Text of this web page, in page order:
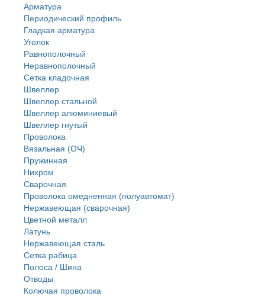
Арматура
Периодический профиль
Гладкая арматура
Уголок
Равнополочный
Неравнополочный
Сетка кладочная
Швеллер
Швеллер стальной
Швеллер алюминиевый
Швеллер гнутый
Проволока
Вязальная (ОЧ)
Пружинная
Нихром
Сварочная
Проволока омедненная (полуавтомат)
Нержавеющая (сварочная)
Цветной металл
Латунь
Нержaвеющая сталь
Сетка рабица
Полоса / Шина
Отводы
Колючая проволока